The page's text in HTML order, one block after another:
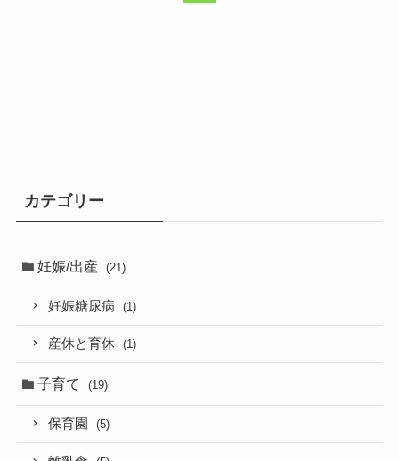
カテゴリー
妊娠/出産 (21)
妊娠糖尿病 (1)
産休と育休 (1)
子育て (19)
保育園 (5)